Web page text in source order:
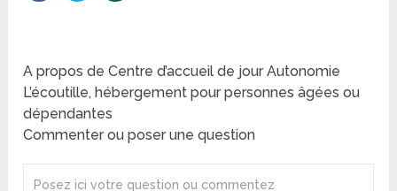
A propos de Centre d’accueil de jour Autonomie
L’écoutille, hébergement pour personnes âgées ou
dépendantes
Commenter ou poser une question